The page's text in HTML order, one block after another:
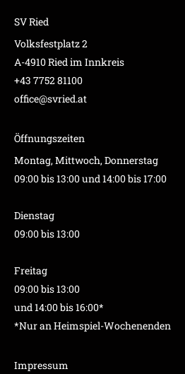
SV Ried
Volksfestplatz 2
A-4910 Ried im Innkreis
+43 7752 81100
office@svried.at
Öffnungszeiten
Montag, Mittwoch, Donnerstag
09:00 bis 13:00 und 14:00 bis 17:00
Dienstag
09:00 bis 13:00
Freitag
09:00 bis 13:00
und 14:00 bis 16:00*
*Nur an Heimspiel-Wochenenden
Impressum